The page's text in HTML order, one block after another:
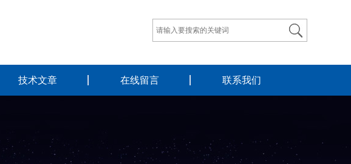
技术文章 在线留言 联系我们